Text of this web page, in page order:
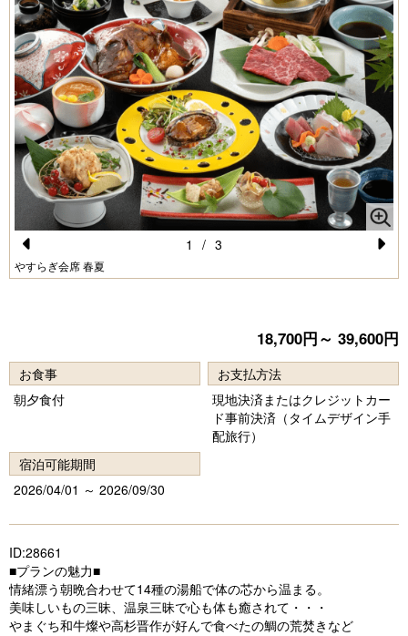
Pr
u
s
やすらぎ会席 春夏
1 / 3
18,700円～ 39,600円
お食事
朝夕食付
お支払方法
現地決済またはクレジットカー
ド事前決済（タイムデザイン手
配旅行）
宿泊可能期間
2026/04/01 ～ 2026/09/30
ID:28661
■プランの魅力■
情緒漂う朝晩合わせて14種の湯船で体の芯から温まる。
美味しいもの三昧、温泉三昧で心も体も癒されて・・・
やまぐち和牛燦や高杉晋作が好んで食べたの鯛の荒焚きなど